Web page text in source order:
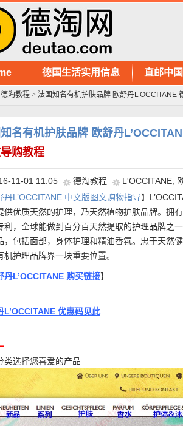
德国生活实用信息 直邮中
德淘教程 > 法国知名有机护肤品牌 欧舒丹L’OCCITANE
名有机护肤品牌 欧舒丹
购教程
11-01 11:05 德淘教程 L'OCCITANE
丹L’OCCITANE 中文版图文购物指导】
供优质天然的护理，乃天然植物护肤品牌。拥
利，全球能做到百分百天然提取的护理品牌之
，包括面部，身体护理和精油香氛。忠于天然
机护理品牌界一块重要位置。
丹L’OCCITANE 购买链接】
L’OCCITANE 优惠码见此
类选择您喜爱的产品